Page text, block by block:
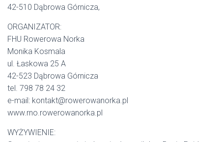
42-510 Dąbrowa Górnicza,
ORGANIZATOR:
FHU Rowerowa Norka
Monika Kosmala
ul. Łaskowa 25 A
42-523 Dąbrowa Górnicza
tel. 798 78 24 32
e-mail: kontakt@rowerowanorka.pl
www.rno.rowerowanorka.pl
WYŻYWIENIE: